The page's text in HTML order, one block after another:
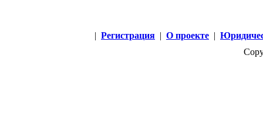
| Регистрация | О проекте |